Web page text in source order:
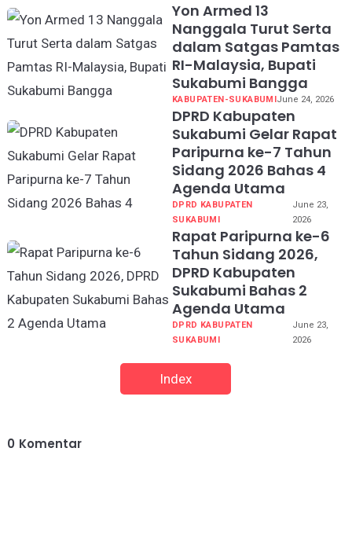
Yon Armed 13
Nanggala Turut Serta
dalam Satgas Pamtas
RI-Malaysia, Bupati
Sukabumi Bangga
KABUPATEN-SUKABUMIJune 24, 2026
DPRD Kabupaten
Sukabumi Gelar Rapat
Paripurna ke-7 Tahun
Sidang 2026 Bahas 4
Agenda Utama
DPRD KABUPATEN
SUKABUMI
June 23,
2026
Rapat Paripurna ke-6
Tahun Sidang 2026,
DPRD Kabupaten
Sukabumi Bahas 2
Agenda Utama
DPRD KABUPATEN
SUKABUMI
June 23,
2026
Index
0 Komentar